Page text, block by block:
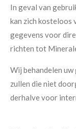
In geval van
kan zich kosteloos
gegevens voor
richten tot
Wij behandelen
zullen die niet
derhalve voor